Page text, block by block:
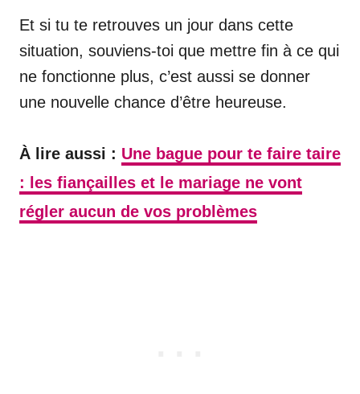
Et si tu te retrouves un jour dans cette
situation, souviens-toi que mettre fin à ce qui
ne fonctionne plus, c’est aussi se donner
une nouvelle chance d’être heureuse.
À lire aussi : Une bague pour te faire taire
: les fiançailles et le mariage ne vont
régler aucun de vos problèmes